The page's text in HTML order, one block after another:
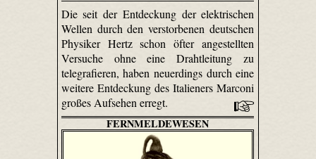
Die seit der Entdeckung der elektrischen
Wellen durch den verstorbenen deutschen
Physiker Hertz schon öfter angestellten
Versuche ohne eine Drahtleitung zu
telegrafieren, haben neuerdings durch eine
weitere Entdeckung des Italieners Marconi
großes Aufsehen erregt.
FERNMELDEWESEN